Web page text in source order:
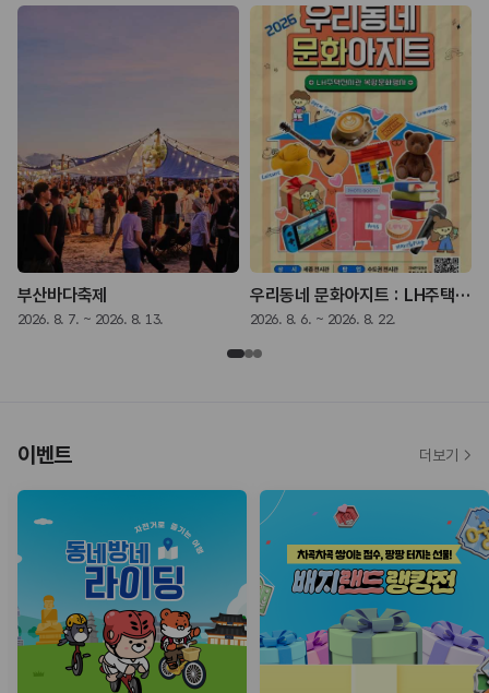
부산바다축제
2026. 8. 7. ~ 2026. 8. 13.
우리동네 문화아지트 : LH주택전시관 복합문화행사
2026. 8. 6. ~ 2026. 8. 22.
이벤트 더보기